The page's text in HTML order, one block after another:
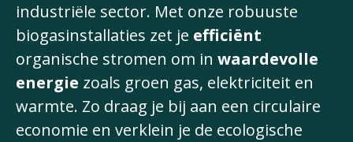
industriële sector. Met onze robuuste
biogasinstallaties zet je efficiënt
organische stromen om in waardevolle
energie zoals groen gas, elektriciteit en
warmte. Zo draag je bij aan een circulaire
economie en verklein je de ecologische